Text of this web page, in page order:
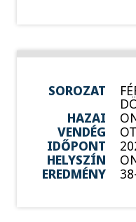
SOROZAT
HAZAI
VENDÉG
IDŐPONT
HELYSZÍN
EREDMÉNY